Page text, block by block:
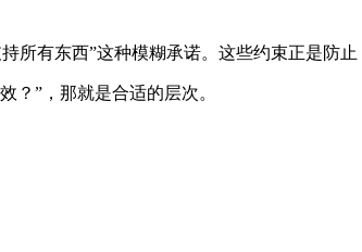
有东西”这种模糊承诺。这些约束正是防
？”，那就是合适的层次。